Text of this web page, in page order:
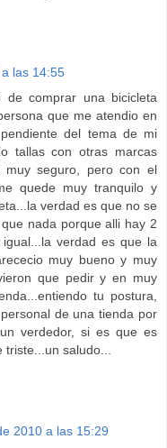
las 14:55
comprar una bicicleta
que me atendio en
del tema de mi
tallas con otras marcas
seguro, pero con el
quede muy tranquilo y
verdad es que no se
nada porque alli hay 2
verdad es que la
muy bueno y muy
que pedir y en muy
tu postura,
de una tienda por
verdedor, si es que es
triste...un saludo...
2010 a las 15:29